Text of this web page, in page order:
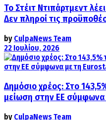
Το Στέιτ Ντιπάρτμεντ
Δεν πληροί τις
by CulpaNews Team
22 Ιουλίου, 2026
Δημόσιο χρέος: Στο
μείωση στην ΕΕ
by CulpaNews Team